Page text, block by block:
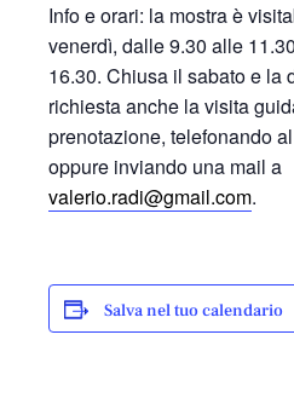
Info e orari: la mostra è
venerdì, dalle 9.30 alle
16.30. Chiusa il sabato e la
richiesta anche la visita
prenotazione, telefonando
oppure inviando una mail a
valerio.radi@gmail.com.
Salva nel tuo calendario